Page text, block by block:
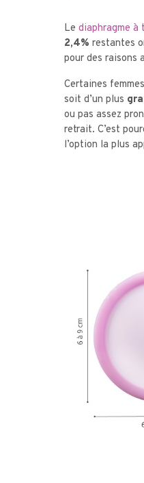
Lediaphragme à
2,4%restantes
pour des raisons
Certaines
soit d’un plus
ou pas assez
retrait. C’est
l’option la plus